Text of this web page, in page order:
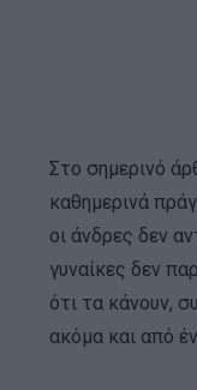
Στο σημερινό
καθημερινά
οι άνδρες δεν
γυναίκες δεν
ότι τα κάνουν,
ακόμα και από